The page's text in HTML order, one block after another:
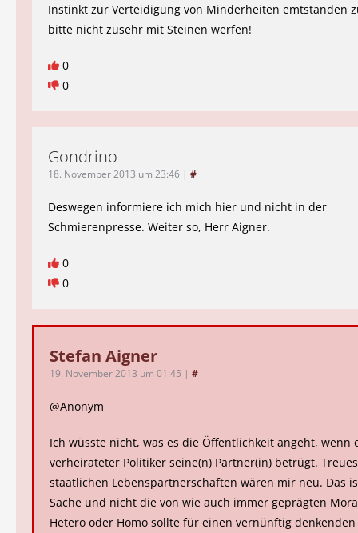
Instinkt zur Verteidigung von Minderheiten emtstanden
bitte nicht zusehr mit Steinen werfen!
0
0
Gondrino
18. November 2013 um 23:46 | #
Deswegen informiere ich mich hier und nicht in der
Schmierenpresse. Weiter so, Herr Aigner.
0
0
Stefan Aigner
19. November 2013 um 01:45 | #
@Anonym
Ich wüsste nicht, was es die Öffentlichkeit angeht, wenn
verheirateter Politiker seine(n) Partner(in) betrügt.
staatlichen Lebenspartnerschaften wären mir neu. Das
Sache und nicht die von wie auch immer geprägten
Hetero oder Homo sollte für einen vernünftig